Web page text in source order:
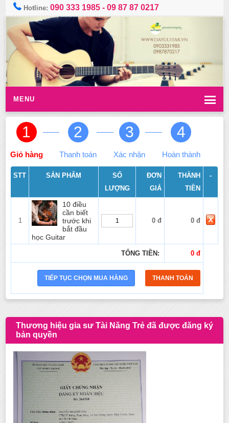
Hotline:090 333 1985 -09 87 87 0217
MENU
1
Giỏ hàng
2
Thanh toán
3
Xác nhận
4
Hoàn thành
STT SẢN PHẨM
SỐ
LƯỢNG
ĐƠN
GIÁ
THÀNH
TIỀN
-
1
10 điều
cần biết
trước khi
bắt đầu
học Guitar
0 đ 0 đ
TỔNG TIỀN: 0 đ
Thương hiệu gia sư Tài Năng Trẻ đã được đăng ký
bản quyền